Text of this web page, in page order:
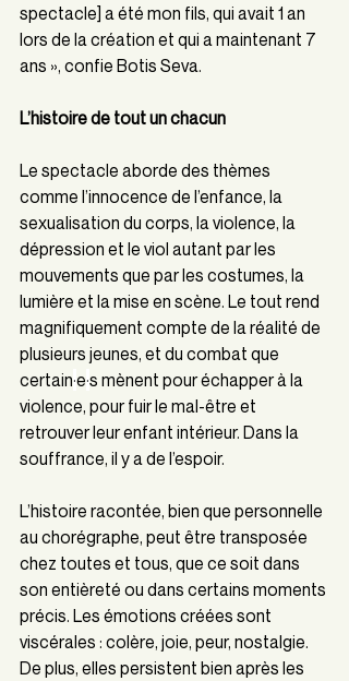
spectacle] a été mon fils, qui avait 1 an
lors de la création et qui a maintenant 7
ans », confie Botis Seva.
L’histoire de tout un chacun
Le spectacle aborde des thèmes
comme l’innocence de l’enfance, la
sexualisation du corps, la violence, la
dépression et le viol autant par les
mouvements que par les costumes, la
lumière et la mise en scène. Le tout rend
magnifiquement compte de la réalité de
plusieurs jeunes, et du combat que
certain·e·s mènent pour échapper à la
violence, pour fuir le mal-être et
retrouver leur enfant intérieur. Dans la
souffrance, il y a de l’espoir.
L’histoire racontée, bien que personnelle
au chorégraphe, peut être transposée
chez toutes et tous, que ce soit dans
son entièreté ou dans certains moments
précis. Les émotions créées sont
viscérales : colère, joie, peur, nostalgie.
De plus, elles persistent bien après les